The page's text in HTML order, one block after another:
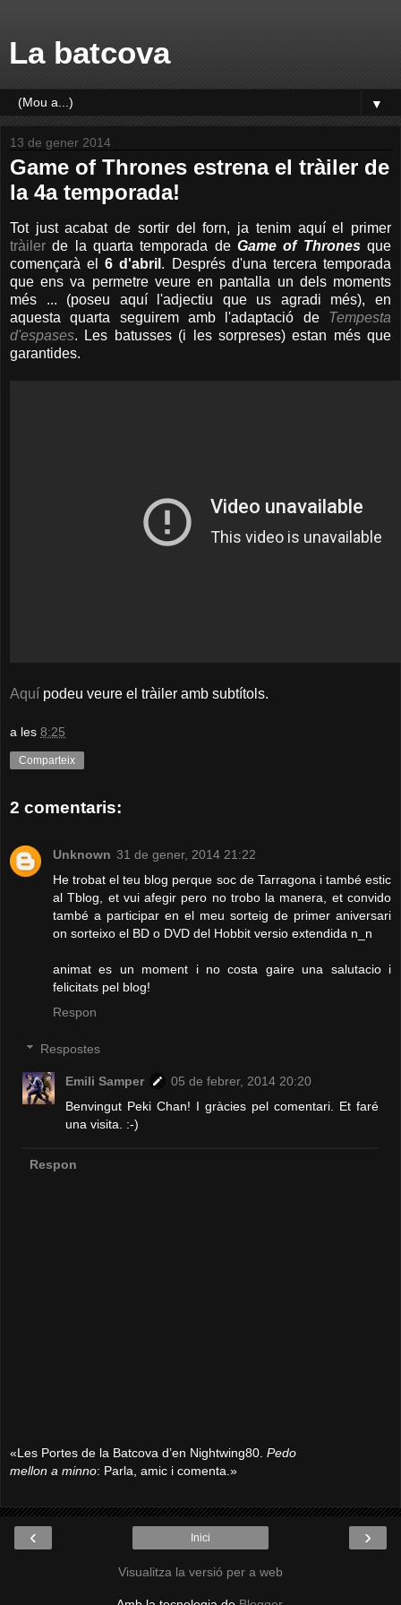
La batcova
▼
13 de gener 2014
Game of Thrones estrena el tràiler de
la 4a temporada!
Tot just acabat de sortir del forn, ja tenim aquí el primer
tràiler de la quarta temporada de Game of Thrones que
començarà el6 d'abril . Després d'una tercera temporada
que ens va permetre veure en pantalla un dels moments
més ... (poseu aquí l'adjectiu que us agradi més), en
aquesta quarta seguirem amb l'adaptació de Tempesta
d'espases. Les batusses (i les sorpreses) estan més que
garantides.
Aquí podeu veure el tràiler amb subtítols.
a les 8:25
Comparteix
2 comentaris:
Unknown 31 de gener, 2014 21:22
He trobat el teu blog perque soc de Tarragona i també estic
al Tblog, et vui afegir pero no trobo la manera, et convido
també a participar en el meu sorteig de primer aniversari
on sorteixo el BD o DVD del Hobbit versio extendida n_n
animat es un moment i no costa gaire una salutacio i
felicitats pel blog!
Respon
Respostes
Emili Samper
05 de febrer, 2014 20:20
Benvingut Peki Chan! I gràcies pel comentari. Et faré
una visita. :-)
Respon
«Les Portes de la Batcova d’en Nightwing80. Pedo
mellon a minno: Parla, amic i comenta.»
‹ ›
Inici
Visualitza la versió per a web